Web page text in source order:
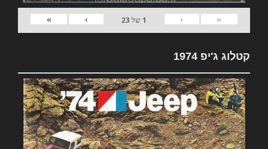
«
‹
1 של23
›
»
קטלוג ג'יפ 1974